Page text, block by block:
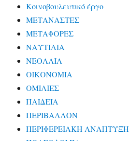
Κοινοβουλευτικό έργο
ΜΕΤΑΝΑΣΤΕΣ
ΜΕΤΑΦΟΡΕΣ
ΝΑΥΤΙΛΙΑ
ΝΕΟΛΑΙΑ
ΟΙΚΟΝΟΜΙΑ
ΟΜΙΛΙΕΣ
ΠΑΙΔΕΙΑ
ΠΕΡΙΒΑΛΛΟΝ
ΠΕΡΙΦΕΡΕΙΑΚΗ ΑΝΑΠΤΥΞΗ